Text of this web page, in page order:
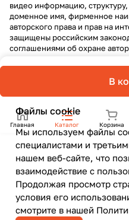
В
Главная Каталог Корзина
Файлы cookie
Мы используем файлы
специалистами и
нашем веб-сайте, что
взаимодействие с
Продолжая просмотр
условия его
смотрите в нашей
видео информацию,
доменное имя, фирменное
авторского права и прав на
защищены российским
соглашениями об охране